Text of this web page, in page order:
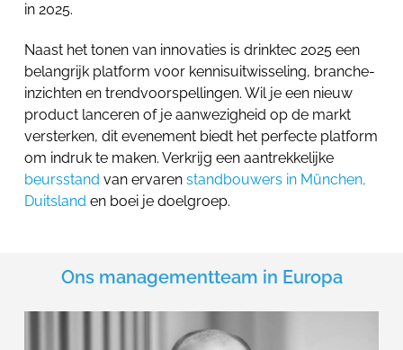
in 2025.
Naast het tonen van innovaties is drinktec 2025 een
belangrijk platform voor kennisuitwisseling, branche-
inzichten en trendvoorspellingen. Wil je een nieuw
product lanceren of je aanwezigheid op de markt
versterken, dit evenement biedt het perfecte platform
om indruk te maken. Verkrijg een aantrekkelijke
beursstand van ervaren standbouwers in München,
Duitsland en boei je doelgroep.
Ons managementteam in Europa